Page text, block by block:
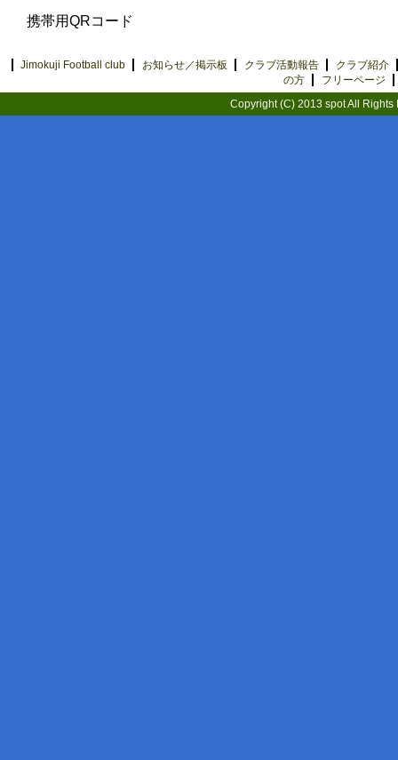
携帯用QRコード
Jimokuji Football club お知らせ／掲示板 クラブ活動報告
クラブ紹介
の方
フリーページ
Copyright (C) 2013 spot All Rights